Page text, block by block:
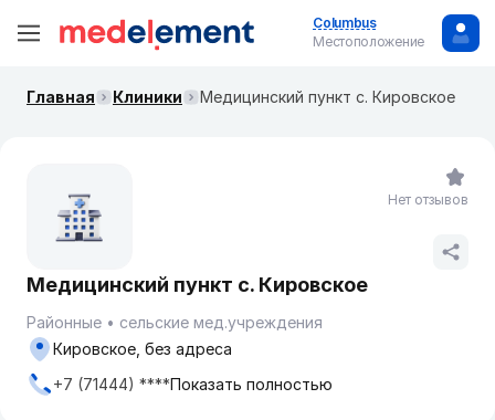
Columbus
Местоположение
Главная Клиники Медицинский пункт с. Кировское
Медицинский пункт с. Кировское
Районные
сельские мед.учреждения
Кировское, без адреса
+7 (71444) ****Показать полностью
Нет отзывов